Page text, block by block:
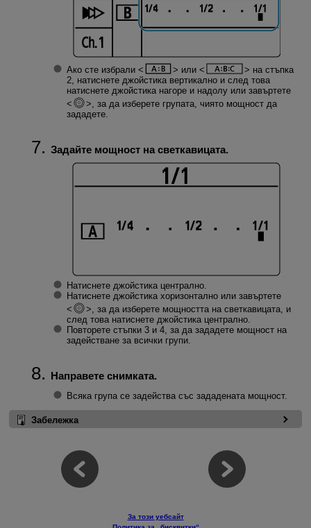
Ако сте избрали или
на стъпка
2, натиснете джойстика вертикално и след това
натиснете джойстика нагоре и надолу или завъртете
, за да изберете групата, чиято мощност да
зададете.
Задайте мощност на светкавицата.
Натиснете джойстика централно.
Натиснете джойстика хоризонтално или завъртете
, за да изберете мощността на светкавицата, и
след това натиснете джойстика централно.
Повторете стъпки 3 и 4, за да зададете мощност на
задействане за всички групи.
Направете снимката.
Всяка група се задейства със зададената мощност.
Забележка
За този уебсайт